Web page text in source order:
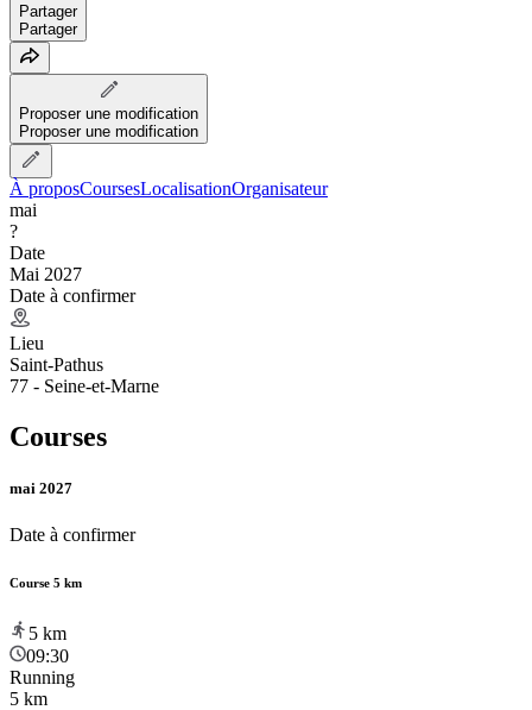
Partager
Partager
Proposer une modification
Proposer une modification
À proposCoursesLocalisationOrganisateur
mai
?
Date
Mai 2027
Date à confirmer
Lieu
Saint-Pathus
77 - Seine-et-Marne
Courses
mai 2027
Date à confirmer
Course 5 km
5 km
09:30
Running
5 km